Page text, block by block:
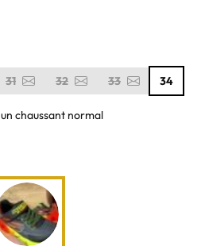
31 32 33 34
chaussant normal